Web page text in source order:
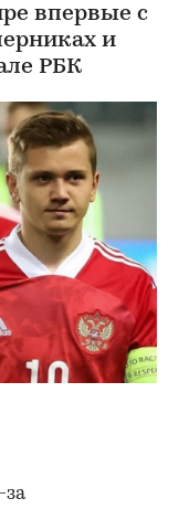
впервые с
и
РБК
за